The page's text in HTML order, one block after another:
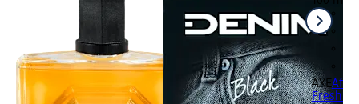
AXE
Fresh